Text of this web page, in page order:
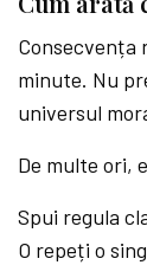
Consecvența
minute. Nu
universul
De multe ori,
Spui regula
O repeți o